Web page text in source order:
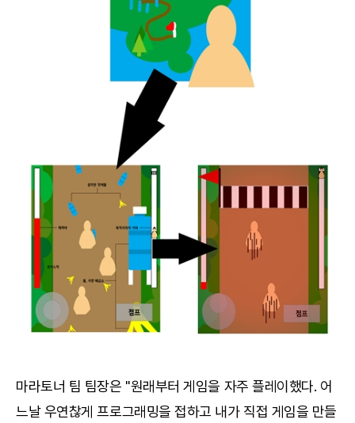
마라토너 팀 팀장은 "원래부터 게임을 자주 플레이했다. 어
느날 우연찮게 프로그래밍을 접하고 내가 직접 게임을 만들